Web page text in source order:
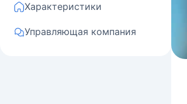
Характеристики
Управляющая компания